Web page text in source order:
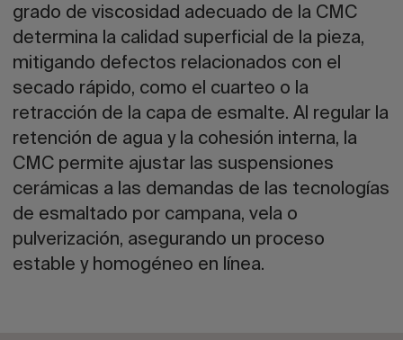
grado de viscosidad adecuado de la CMC
determina la calidad superficial de la pieza,
mitigando defectos relacionados con el
secado rápido, como el cuarteo o la
retracción de la capa de esmalte. Al regular la
retención de agua y la cohesión interna, la
CMC permite ajustar las suspensiones
cerámicas a las demandas de las tecnologías
de esmaltado por campana, vela o
pulverización, asegurando un proceso
estable y homogéneo en línea.